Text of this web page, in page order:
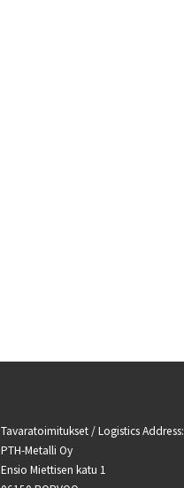
Tavaratoimitukset / Logistics Address:
PTH-Metalli Oy
Ensio Miettisen katu 1